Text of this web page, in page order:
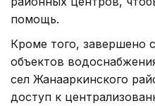
помощь.
Кроме того, завершено
объектов
сел Жанааркинского
доступ к